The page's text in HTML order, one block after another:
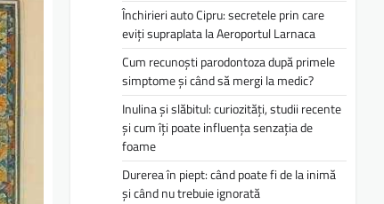
Închirieri auto Cipru: secretele prin care
eviți supraplata la Aeroportul Larnaca
Cum recunoști parodontoza după primele
simptome și când să mergi la medic?
Inulina și slăbitul: curiozități, studii recente
și cum îți poate influența senzația de
foame
Durerea în piept: când poate fi de la inimă
și când nu trebuie ignorată